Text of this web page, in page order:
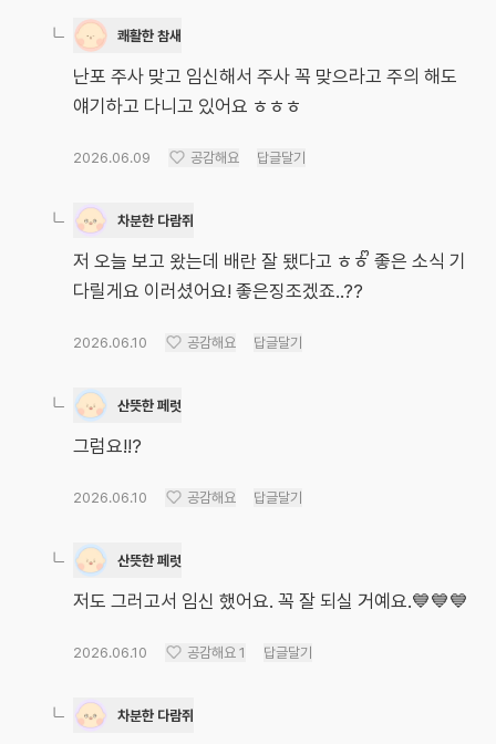
쾌활한 참새
난포 주사 맞고 임신해서 주사 꼭 맞으라고 주의 해도
얘기하고 다니고 있어요 ㅎㅎㅎ
2026.06.09 공감해요 답글달기
차분한 다람쥐
저 오늘 보고 왔는데 배란 잘 됐다고 ㅎㅎᩚ 좋은 소식 기
다릴게요 이러셨어요! 좋은징조겠죠..??
2026.06.10 공감해요 답글달기
산뜻한 페럿
그럼요!!?
2026.06.10 공감해요 답글달기
산뜻한 페럿
저도 그러고서 임신 했어요. 꼭 잘 되실 거예요.💙💙💙
2026.06.10 공감해요 1 답글달기
차분한 다람쥐